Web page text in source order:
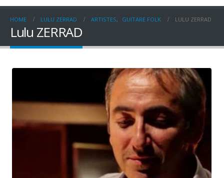
HOME LULU ZERRAD ARTISTES, GUITARE FOLK LULU ZERRAD
Lulu ZERRAD